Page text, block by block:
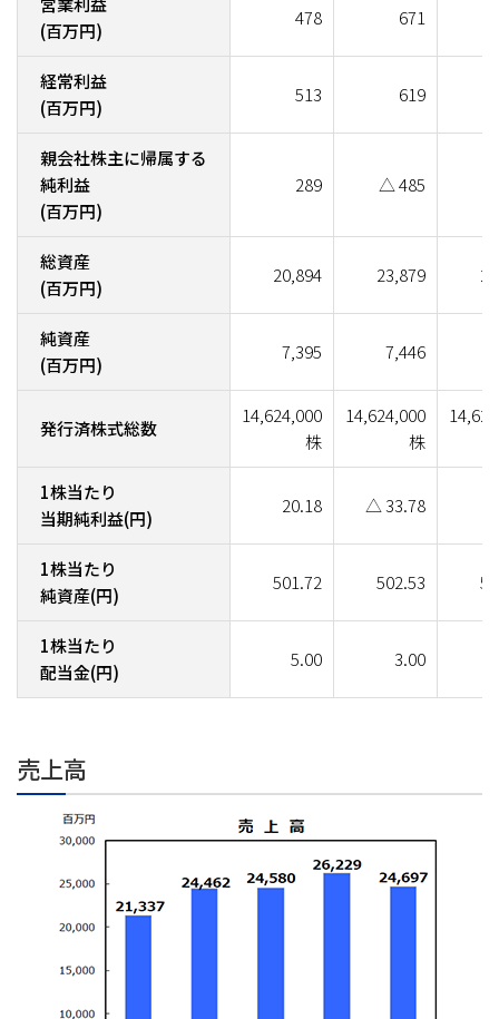
(百万円)
478 671
経常利益
(百万円)
513 619
親会社株主に帰属する
純利益
(百万円)
289 △ 485
総資産
(百万円)
20,894 23,879
純資産
(百万円)
7,395 7,446
発行済株式総数
14,624,000
株
14,624,000
株
1株当たり
当期純利益(円)
20.18 △ 33.78
1株当たり
純資産(円)
501.72 502.53
1株当たり
配当金(円)
5.00 3.00
売上高